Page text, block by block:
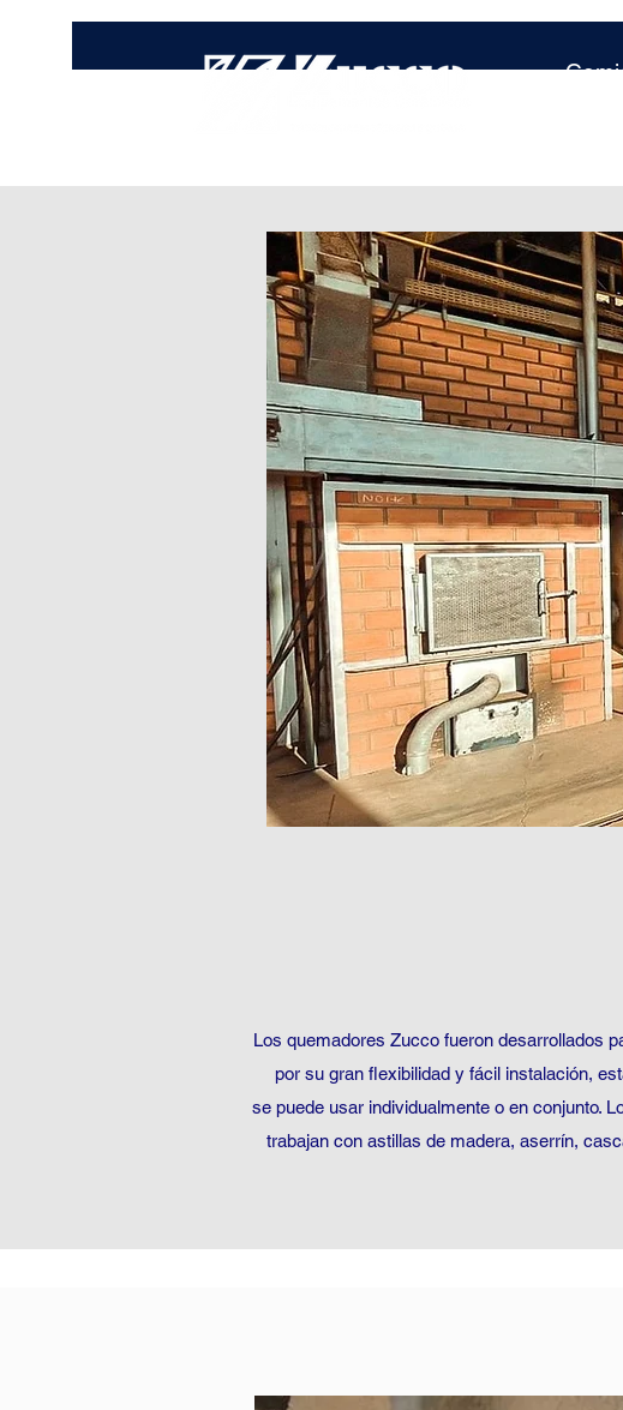
Los quemadores Zucco fueron desarrollados
por su gran flexibilidad y fácil instalación,
se puede usar individualmente o en conjunto.
trabajan con astillas de madera, aserrín,